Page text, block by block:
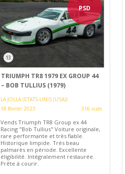
PSD
13
TRIUMPH TR8 1979 EX GROUP 44
– BOB TULLIUS (1979)
LA JOLLA (ETATS-UNIS (USA))
18 février 2023
316 vues
Vends Triumph TR8 Group ex 44
Racing "Bob Tullius" Voiture originale,
rare performante et très fiable.
Historique limpide. Très beau
palmarès en période. Excellente
éligibilité. Intégralement restaurée.
Prête à courir.